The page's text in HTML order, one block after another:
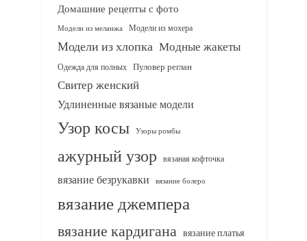
Домашние рецепты с фото
Модели из меланжа Модели из мохера
Модели из хлопка Модные жакеты
Одежда для полных Пуловер реглан
Свитер женский
Удлиненные вязаные модели
Узор косы Узоры ромбы
ажурный узор вязаная кофточка
вязание безрукавки вязание болеро
вязание джемпера
вязание кардигана вязание платья